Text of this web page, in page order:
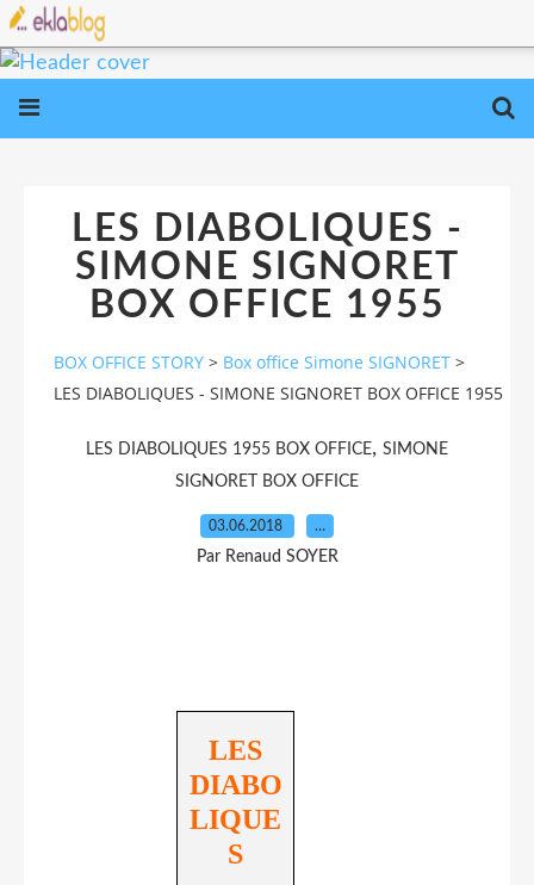
LES DIABOLIQUES -
SIMONE SIGNORET
BOX OFFICE 1955
BOX OFFICE STORY > Box office Simone SIGNORET >
LES DIABOLIQUES - SIMONE SIGNORET BOX OFFICE 1955
LES DIABOLIQUES 1955 BOX OFFICE, SIMONE
SIGNORET BOX OFFICE
03.06.2018 …
Par Renaud SOYER
LES
DIABO
LIQUE
S